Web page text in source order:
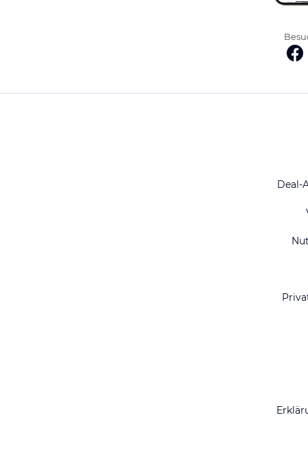
Deal-